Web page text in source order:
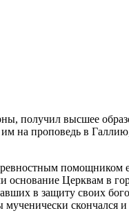
выс­шее
на про­по­ведь в
по­мощ­ни­ком
Церк­вам в
в за­щи­ту своих
скон­чал­ся